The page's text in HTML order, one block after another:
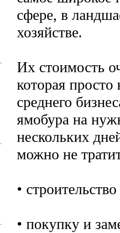
сфере, в
хозяйстве.
Их стоимость
которая
среднего
ямобура на
нескольких
можно не
•
• покупку и